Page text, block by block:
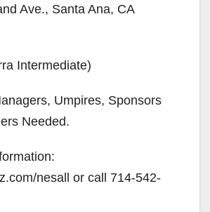
V
i
d
o
Ave., Santa Ana, CA
Intermediate)
Umpires, Sponsors
Needed.
nesall or call 714-542-